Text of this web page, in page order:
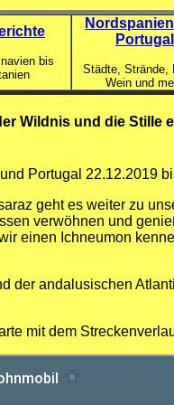
bis
Portugal
Städte, Strände,
Wein und
Wildnis und die Stille
Portugal 22.12.2019
geht es weiter zu
verwöhnen und
einen Ichneumon
der andalusischen
mit dem